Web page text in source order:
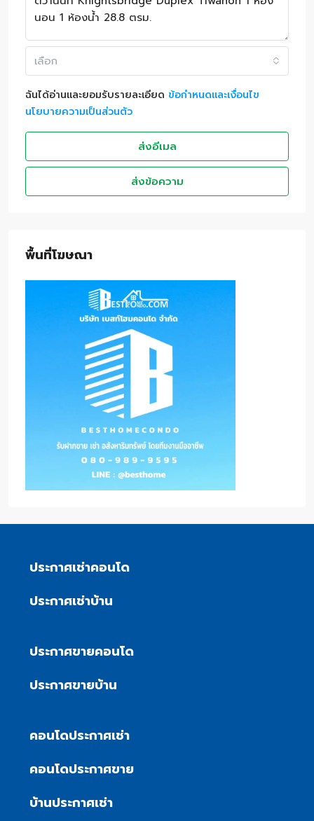
เลือก
ฉันได้อ่านและยอมรับรายละเอียด ข้อกำหนดและเงื่อนไข
นโยบายความเป็นส่วนตัว
ส่งอีเมล
ส่งข้อความ
พื้นที่โฆษณา
ประกาศเช่าคอนโด
ประกาศเช่าบ้าน
ประกาศขายคอนโด
ประกาศขายบ้าน
คอนโดประกาศเช่า
คอนโดประกาศขาย
บ้านประกาศเช่า